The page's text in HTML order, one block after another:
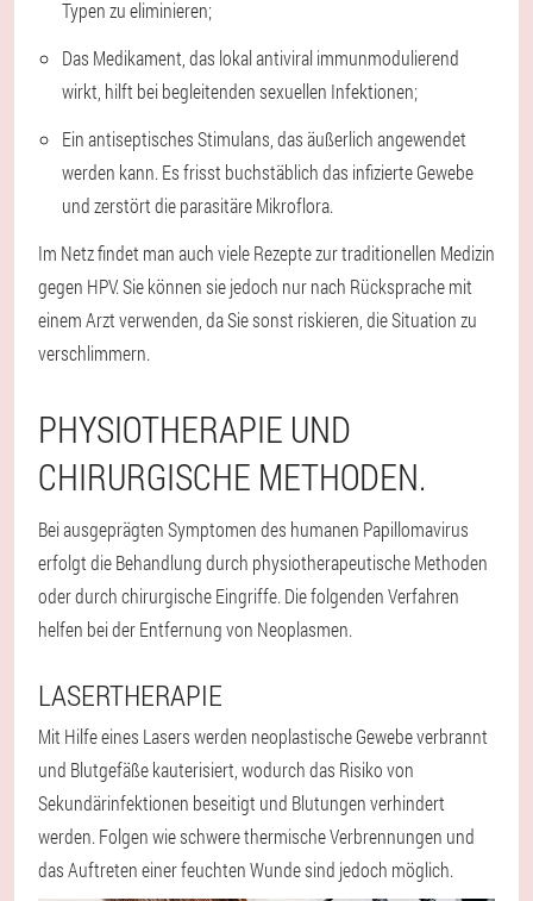
Typen zu eliminieren;
Das Medikament, das lokal antiviral immunmodulierend
wirkt, hilft bei begleitenden sexuellen Infektionen;
Ein antiseptisches Stimulans, das äußerlich angewendet
werden kann. Es frisst buchstäblich das infizierte Gewebe
und zerstört die parasitäre Mikroflora.
Im Netz findet man auch viele Rezepte zur traditionellen Medizin
gegen HPV. Sie können sie jedoch nur nach Rücksprache mit
einem Arzt verwenden, da Sie sonst riskieren, die Situation zu
verschlimmern.
PHYSIOTHERAPIE UND
CHIRURGISCHE METHODEN.
Bei ausgeprägten Symptomen des humanen Papillomavirus
erfolgt die Behandlung durch physiotherapeutische Methoden
oder durch chirurgische Eingriffe. Die folgenden Verfahren
helfen bei der Entfernung von Neoplasmen.
LASERTHERAPIE
Mit Hilfe eines Lasers werden neoplastische Gewebe verbrannt
und Blutgefäße kauterisiert, wodurch das Risiko von
Sekundärinfektionen beseitigt und Blutungen verhindert
werden. Folgen wie schwere thermische Verbrennungen und
das Auftreten einer feuchten Wunde sind jedoch möglich.